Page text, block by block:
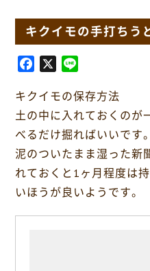
キクイモの手打ちう
c
e
b
k
X
n
e
キクイモの保存方法
土の中に入れておくのが
べるだけ掘ればいいです
泥のついたまま湿った新
れておくと1ヶ月程度は
いほうが良いようです。